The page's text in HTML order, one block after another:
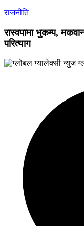
राजनीति
रास्वपामा भुकम्प,
परित्याग